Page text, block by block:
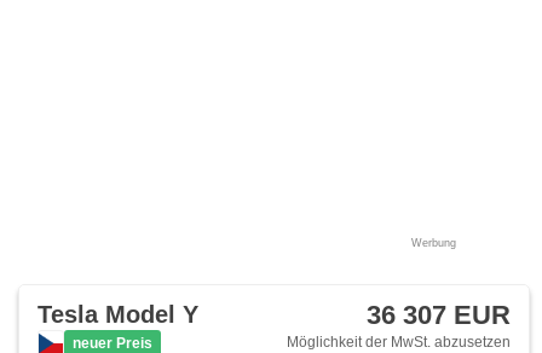
Werbung
Tesla Model Y
neuer Preis
36 307 EUR
Möglichkeit der MwSt. abzusetzen